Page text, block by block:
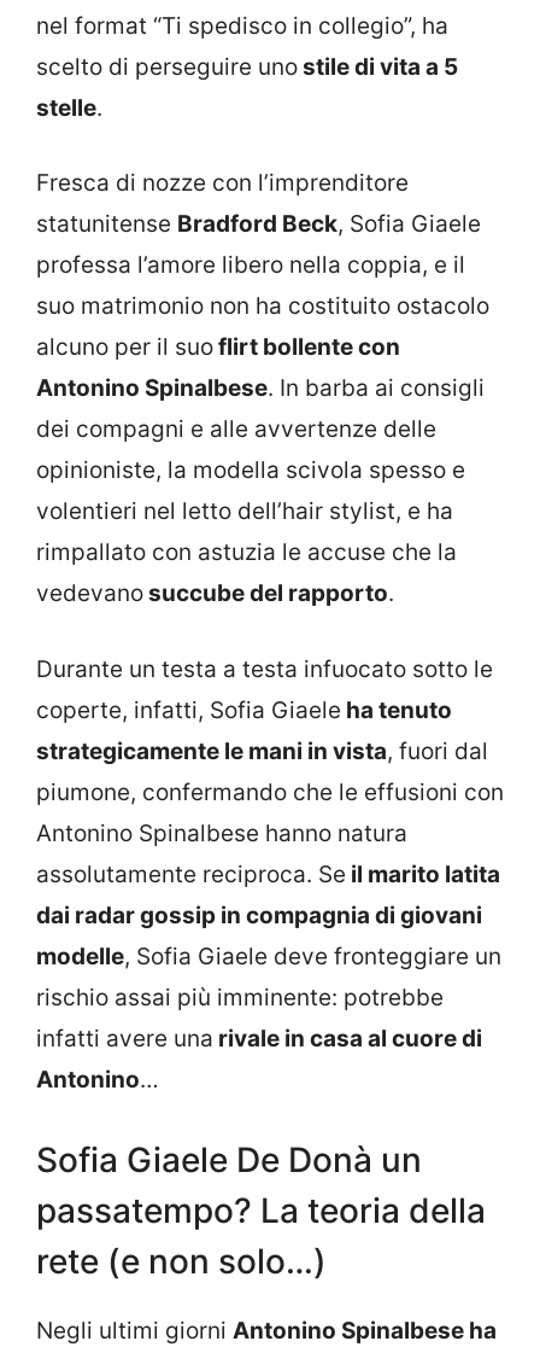
nel format “Ti spedisco in collegio”, ha
scelto di perseguire unostile di vita a 5
stelle.
Fresca di nozze con l’imprenditore
statunitense Bradford Beck, Sofia Giaele
professa l’amore libero nella coppia, e il
suo matrimonio non ha costituito ostacolo
alcuno per il suoflirt bollente con
Antonino Spinalbese. In barba ai consigli
dei compagni e alle avvertenze delle
opinioniste, la modella scivola spesso e
volentieri nel letto dell’hair stylist, e ha
rimpallato con astuzia le accuse che la
vedevanosuccube del rapporto.
Durante un testa a testa infuocato sotto le
coperte, infatti, Sofia Giaele ha tenuto
strategicamente le mani in vista, fuori dal
piumone, confermando che le effusioni con
Antonino Spinalbese hanno natura
assolutamente reciproca. Se il marito latita
dai radar gossip in compagnia di giovani
modelle, Sofia Giaele deve fronteggiare un
rischio assai più imminente: potrebbe
infatti avere una rivale in casa al cuore di
Antonino…
Sofia Giaele De Donà un
passatempo? La teoria della
rete (e non solo…)
Negli ultimi giorni Antonino Spinalbese ha